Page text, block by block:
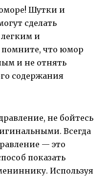
Шутки и
сделать
легким и
что юмор
и не отнять
содержания
не бойтесь
Всегда
— это
показать
Используя